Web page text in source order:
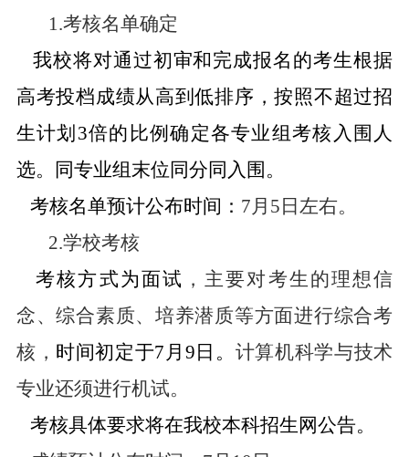
1.考核名单确定
我校将对通过初审和完成报名的考生根据
高考投档成绩从高到低排序，按照不超过招
生计划 3倍的比例确定各专业组考核入围人
选。同专业组末位同分同入围。
考核名单预计公布时间： 7月 5 日左右。
2.学校考核
考核方式为面试 ，主要对考生的理想信
念、综合素质、培养潜质等方面进行综合考
核， 时间初定于7 月 9 日。 计算机科学与技术
专业还须进行机试。
考核具体要求将在我校本科招生网公告。